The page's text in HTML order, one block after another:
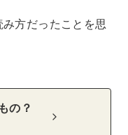
方だったことを思
の？